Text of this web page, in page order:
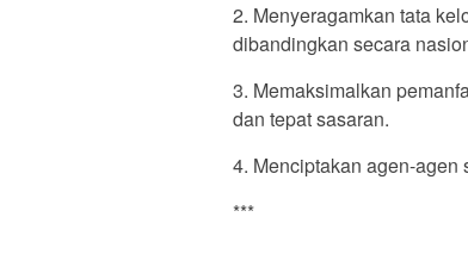
2. Menyeragamkan tata
dibandingkan secara
3. Memaksimalkan
dan tepat sasaran.
4. Menciptakan agen-agen
***